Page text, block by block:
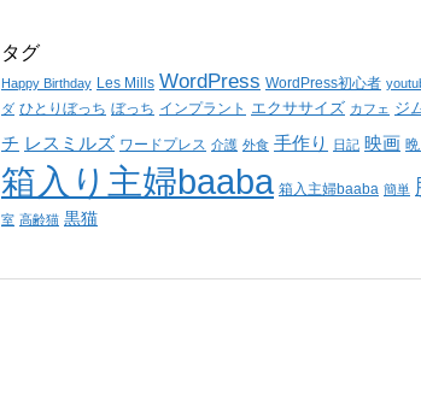
タグ
Happy Birthday Les Mills WordPress WordPress初心者
ダ ひとりぼっち ぼっち インプラント エクササイズ カフェ ジ
チ レスミルズ ワードプレス 介護 外食 手作り 日記 映画
箱入り主婦baaba 箱入主婦baaba 簡単
室 高齢猫 黒猫